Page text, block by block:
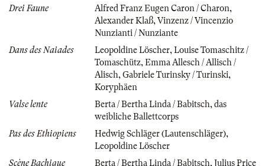
Drei Faune
Alfred Franz Eugen Caron / Charon,
Alexander Klaß, Vinzenz / Vincenzio
Nunzianti / Nunziante
Dans des Naiades
Leopoldine Löscher, Louise Tomaschitz /
Tomaschütz, Emma Allesch / Allisch /
Alisch, Gabriele Turinsky / Turinski,
Koryphäen
Valse lente
Berta / Bertha Linda / Babitsch, das
weibliche Ballettcorps
Pas des Ethiopiens
Hedwig Schläger (Lautenschläger),
Leopoldine Löscher
Scène Bachique
Berta / Bertha Linda / Babitsch, Julius Price